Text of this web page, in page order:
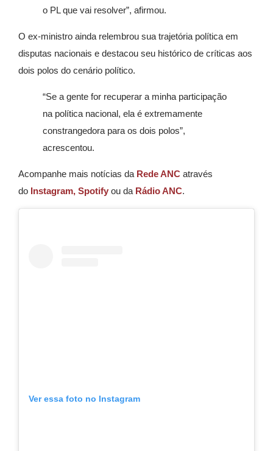
o PL que vai resolver”, afirmou.
O ex-ministro ainda relembrou sua trajetória política em
disputas nacionais e destacou seu histórico de críticas aos
dois polos do cenário político.
“Se a gente for recuperar a minha participação
na política nacional, ela é extremamente
constrangedora para os dois polos”,
acrescentou.
Acompanhe mais notícias da Rede ANC através
do Instagram, Spotify ou da Rádio ANC.
Ver essa foto no Instagram